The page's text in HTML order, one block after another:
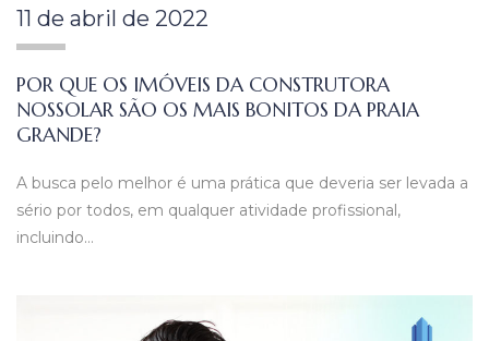
11 de abril de 2022
POR QUE OS IMÓVEIS DA CONSTRUTORA
NOSSOLAR SÃO OS MAIS BONITOS DA PRAIA
GRANDE?
A busca pelo melhor é uma prática que deveria ser levada a
sério por todos, em qualquer atividade profissional,
incluindo…